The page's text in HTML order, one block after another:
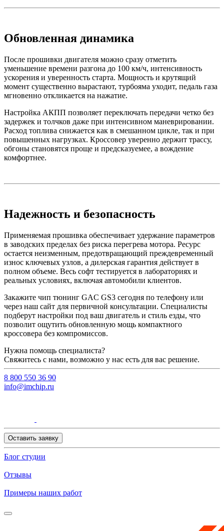
Обновленная динамика
После прошивки двигателя можно сразу отметить
уменьшение времени разгона до 100 км/ч, интенсивность
ускорения и уверенность старта. Мощность и крутящий
момент существенно вырастают, турбояма уходит, педаль газа
мгновенно откликается на нажатие.
Настройка АКПП позволяет переключать передачи четко без
задержек и толчков даже при интенсивном маневрировании.
Расход топлива снижается как в смешанном цикле, так и при
повышенных нагрузках. Кроссовер уверенно держит трассу,
обгоны становятся проще и предсказуемее, а вождение
комфортнее.
Надежность и безопасность
Применяемая прошивка обеспечивает удержание параметров
в заводских пределах без риска перегрева мотора. Ресурс
остается неизменным, предотвращающий преждевременный
износ ключевых узлов, а дилерская гарантия действует в
полном объеме. Весь софт тестируется в лабораториях и
реальных условиях, включая автомобили клиентов.
Закажите чип тюнинг GAC GS3 сегодня по телефону или
через наш сайт для первичной консультации. Специалисты
подберут настройки под ваш двигатель и стиль езды, что
позволит ощутить обновленную мощь компактного
кроссовера без компромиссов.
Нужна помощь специалиста?
Свяжитесь с нами, возможно у нас есть для вас решение.
8 800 550 36 90
info@imchip.ru
Оставить заявку
Блог студии
Отзывы
Примеры наших работ